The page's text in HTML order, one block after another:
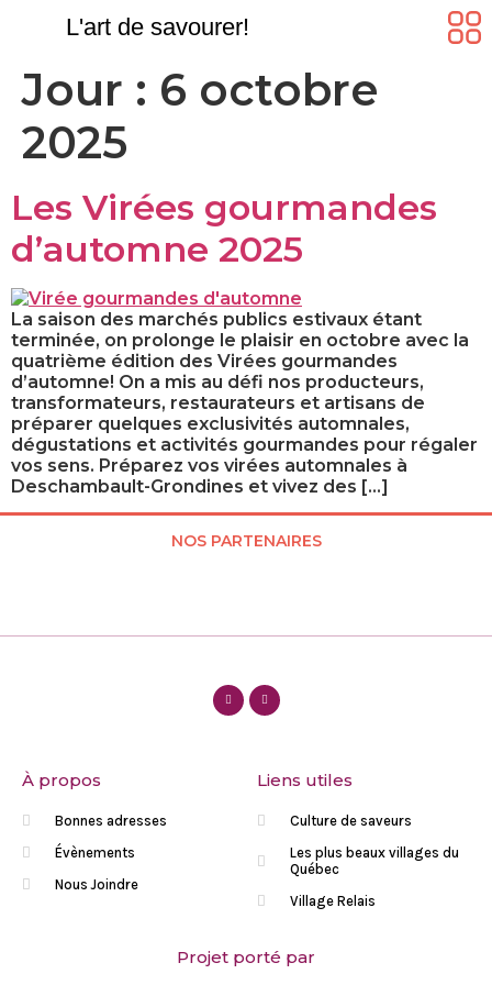
L'art de savourer!
Jour : 6 octobre
2025
Les Virées gourmandes
d’automne 2025
La saison des marchés publics estivaux étant
terminée, on prolonge le plaisir en octobre avec la
quatrième édition des Virées gourmandes
d’automne! On a mis au défi nos producteurs,
transformateurs, restaurateurs et artisans de
préparer quelques exclusivités automnales,
dégustations et activités gourmandes pour régaler
vos sens. Préparez vos virées automnales à
Deschambault-Grondines et vivez des […]
NOS PARTENAIRES
À propos
Bonnes adresses
Évènements
Nous Joindre
Liens utiles
Culture de saveurs
Les plus beaux villages du
Québec
Village Relais
Projet porté par